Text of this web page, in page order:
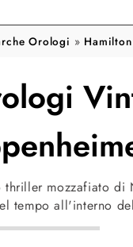
Orologi »
thriller mozzafiato
tempo all'interno